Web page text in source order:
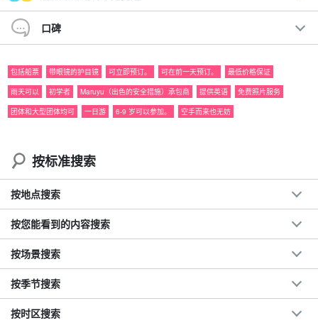
包括船票特价☆中的指南
SUP/独木舟和浮潜之旅
该计划包括在西表岛隐藏的宝藏 "Mizuochi 瀑布 "划独木舟/皮划艇，
以及在神奇的岛屿 "Barasu 岛 "浮潜，您至少应该去一次。
[新] 与会者总数超过 30 万人！
◆一天40名限定の当サイトオリジナルプラン
◆Maruyu （出色的安全措施）承包商。
免费照片数据
包括免费租用的旅游装备
旅行团参与者福利页面介绍。
由具备水上救援资格的导游提供支持。
口碑
包括船票 带眼镜的护目镜 可立即预订。 可在前一天预订。
最低价格保证
雨天可以
初学者 Maruyu（出色的安全措施）承包商 提供英语
免费照片服务
团体和大型团体均可
一日游 6-9 岁可以参加。 空手而来也无妨
按标准搜索
按地点搜索
按您能看到的内容搜索
按场景搜索
按季节搜索
按时区搜索